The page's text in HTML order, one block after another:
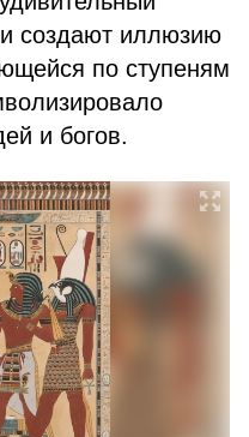
создают иллюзию
по ступеням
и богов.